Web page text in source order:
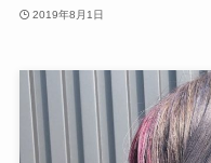
2019年8月1日